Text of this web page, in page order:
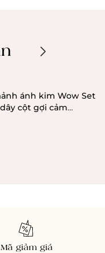
ánh kim Wow Set
cột gợi cảm
Mã giảm giá